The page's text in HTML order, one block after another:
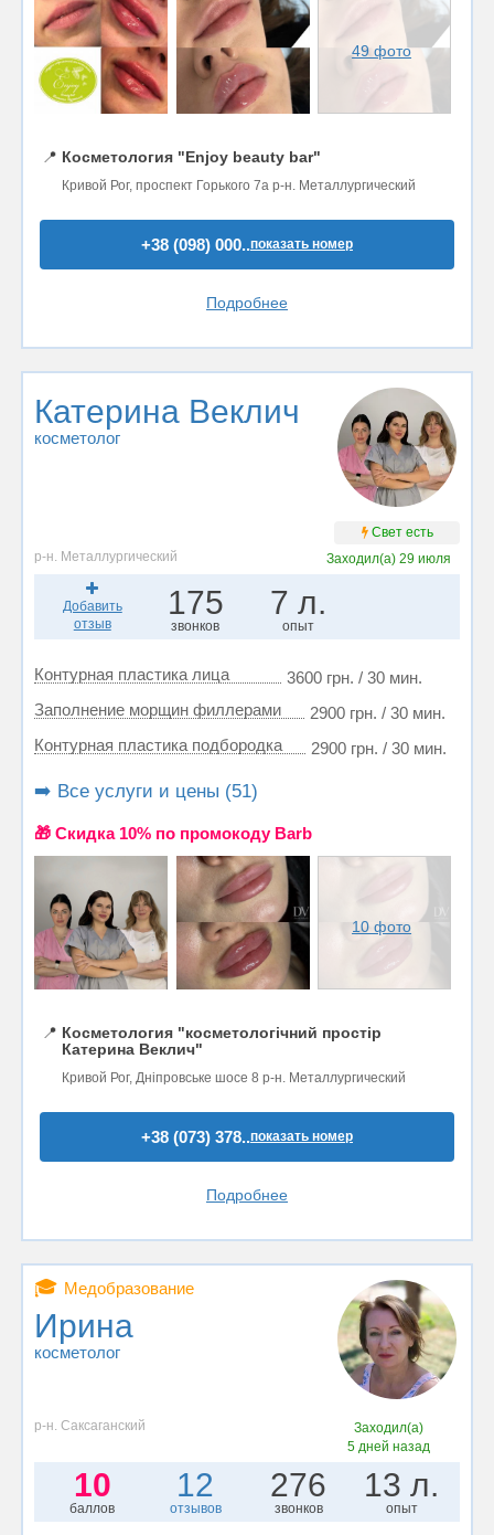
49 фото
📍 Косметология "Enjoy beauty bar"
Кривой Рог, проспект Горького 7а р-н. Металлургический
+38 (098) 000..показать номер
Подробнее
Катерина Веклич
косметолог
Свет есть
р-н. Металлургический
Заходил(а)29 июля
Добавить
отзыв
175
звонков
7 л.
опыт
Контурная пластика лица
3600 грн. / 30 мин.
Заполнение морщин филлерами
2900 грн. / 30 мин.
Контурная пластика подбородка
2900 грн. / 30 мин.
➡️ Все услуги и цены (51)
🎁 Cкидка 10% по промокоду Barb
10 фото
📍 Косметология "косметологічний простір
Катерина Веклич"
Кривой Рог, Дніпровське шосе 8 р-н. Металлургический
+38 (073) 378..показать номер
Подробнее
🎓 Медобразование
Ирина
косметолог
р-н. Саксаганский
Заходил(а)
5 дней назад
10
баллов
12
отзывов
276
звонков
13 л.
опыт